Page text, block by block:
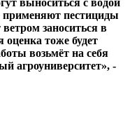
выноситься с водой
пестициды
заноситься в
оценка тоже будет
возьмёт на себя
агроуниверситет», -